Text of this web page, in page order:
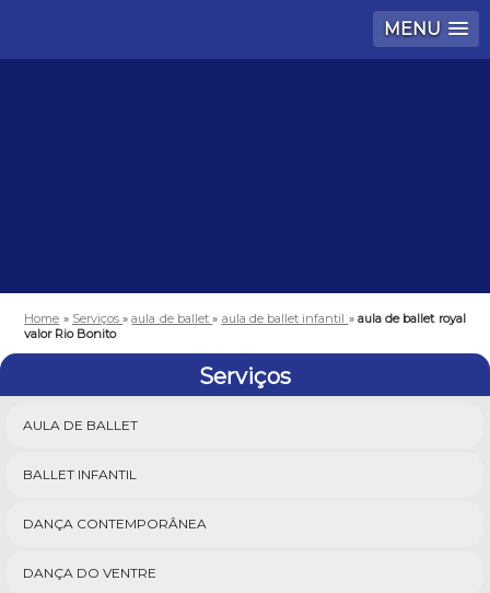
MENU
Home » Serviços»aula de ballet» aula de ballet infantil » aula de ballet royal
valor Rio Bonito
Serviços
AULA DE BALLET
BALLET INFANTIL
DANÇA CONTEMPORÂNEA
DANÇA DO VENTRE